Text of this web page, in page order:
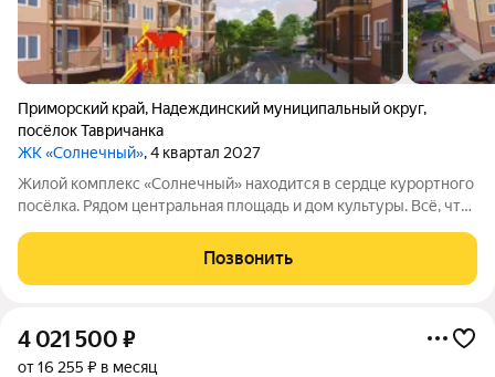
Приморский край, Надеждинский муниципальный округ,
посёлок Тавричанка
ЖК «Солнечный», 4 квартал 2027
Жилой комплекс «Солнечный» находится в сердце курортного
посёлка. Рядом центральная площадь и дом культуры. Всё, что
можно дойти пешком до остановки общественного
транспорта, магазинов, банка,
Позвонить
4 021 500 ₽
от 16 255 ₽ в месяц